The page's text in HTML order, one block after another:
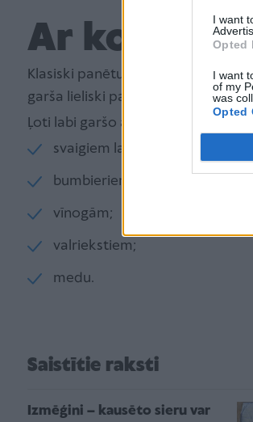
I want
Opted
I want
of my
was
Opted
Ar ko
Klasiski panētu kamambēru
garša lieliski papildina siera
Ļoti labi garšo arī ar:
svaigiem lapu salātiem;
bumbieriem;
vīnogām;
valriekstiem;
medu.
Saistītie raksti
Izmēģini – kausēto sieru var